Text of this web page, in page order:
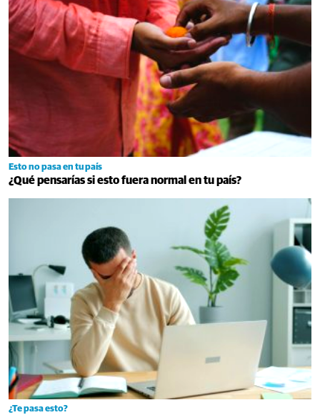
Esto no pasa en tu país
¿Qué pensarías si esto fuera normal en tu país?
¿Te pasa esto?